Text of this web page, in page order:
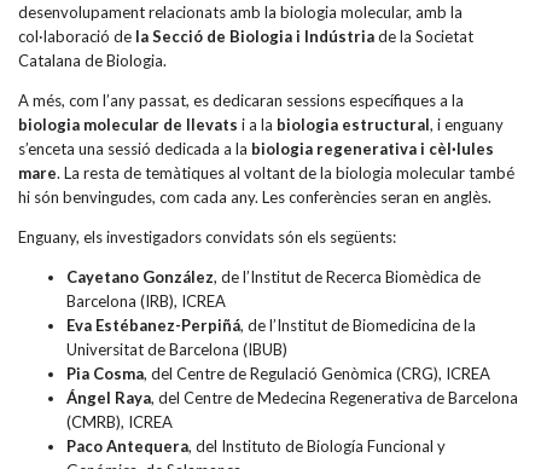
desenvolupament relacionats amb la biologia molecular, amb la
col·laboració de la Secció de Biologia i Indústriade la Societat
Catalana de Biologia.
A més, com l’any passat, es dedicaran sessions específiques a la
biologia molecular de llevats i a la biologia estructural, i enguany
s’enceta una sessió dedicada a la biologia regenerativa i cèl·lules
mare. La resta de temàtiques al voltant de la biologia molecular també
hi són benvingudes, com cada any. Les conferències seran en anglès.
Enguany, els investigadors convidats són els següents:
Cayetano González, de l’Institut de Recerca Biomèdica de
Barcelona (IRB), ICREA
Eva Estébanez-Perpiñá, de l’Institut de Biomedicina de la
Universitat de Barcelona (IBUB)
Pia Cosma, del Centre de Regulació Genòmica (CRG), ICREA
Ángel Raya, del Centre de Medecina Regenerativa de Barcelona
(CMRB), ICREA
Paco Antequera, del Instituto de Biología Funcional y